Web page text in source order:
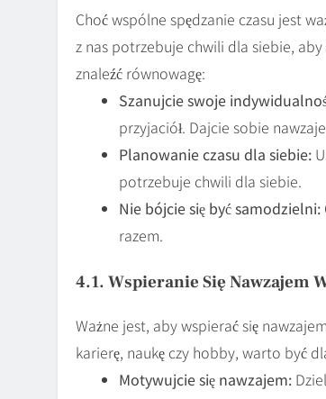
Choć wspólne spędzanie czasu jest
z nas potrzebuje chwili dla siebie,
znaleźć równowagę:
Szanujcie swoje
przyjaciół. Dajcie sobie
Planowanie czasu dla siebie:
potrzebuje chwili dla siebie.
Nie bójcie się być samodzielni:
razem.
4.1. Wspieranie Się Nawzajem
Ważne jest, aby wspierać się
karierę, naukę czy hobby, warto być
Motywujcie się nawzajem: